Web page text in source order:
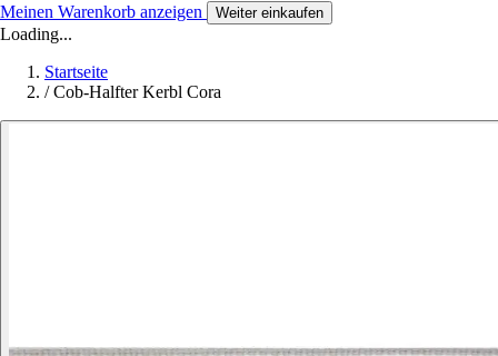
Meinen Warenkorb anzeigen Weiter einkaufen
Loading...
Startseite
/ Cob-Halfter Kerbl Cora